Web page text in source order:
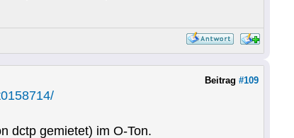
Beitrag #109
dctp gemietet) im O-Ton.